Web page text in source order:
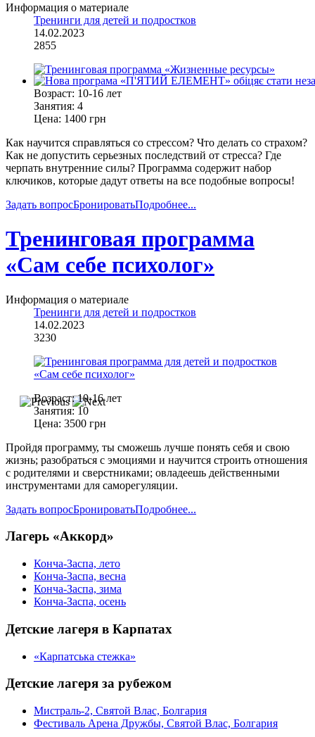
Информация о материале
Тренинги для детей и подростков
14.02.2023
2855
Bозраст: 10-16 лет
Занятия: 4
Цена: 1400 грн
Как научится справляться со стрессом? Что делать со страхом?
Как не допустить серьезных последствий от стресса? Где
черпать внутренние силы? Программа содержит набор
ключиков, которые дадут ответы на все подобные вопросы!
Задать вопросБронироватьПодробнее...
Тренинговая программа
«Сам себе психолог»
Информация о материале
Тренинги для детей и подростков
14.02.2023
3230
Bозраст:10-16 лет
Занятия:10
Цена: 3500 грн
Пройдя программу, ты сможешь лучше понять себя и свою
жизнь; разобраться с эмоциями и научится строить отношения
с родителями и сверстниками; овладеешь действенными
инструментами для саморегуляции.
Задать вопросБронироватьПодробнее...
Лагерь «Аккорд»
Конча-Заспа, лето
Конча-Заспа, весна
Конча-Заспа, зима
Конча-Заспа, осень
Детские лагеря в Карпатах
«Карпатська стежка»
Детские лагеря за рубежом
Мистраль-2, Святой Влас, Болгария
Фестиваль Арена Дружбы, Святой Влас, Болгария